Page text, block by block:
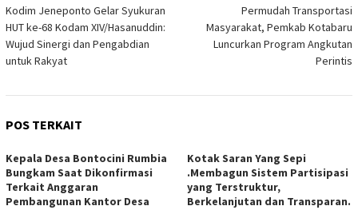
pos
Kodim Jeneponto Gelar Syukuran
HUT ke-68 Kodam XIV/Hasanuddin:
Wujud Sinergi dan Pengabdian
untuk Rakyat
Permudah Transportasi
Masyarakat, Pemkab Kotabaru
Luncurkan Program Angkutan
Perintis
POS TERKAIT
Kepala Desa Bontocini Rumbia
Bungkam Saat Dikonfirmasi
Terkait Anggaran
Pembangunan Kantor Desa
Kotak Saran Yang Sepi
.Membagun Sistem Partisipasi
yang Terstruktur,
Berkelanjutan dan Transparan.